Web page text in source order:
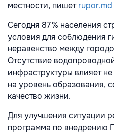
местности, пишетrupor.md
Сегодня 87 % населения
условия для соблюдения
неравенство между
Отсутствие
инфраструктуры влияет
на уровень образования,
качество жизни.
Для улучшения ситуации
программа по внедрению